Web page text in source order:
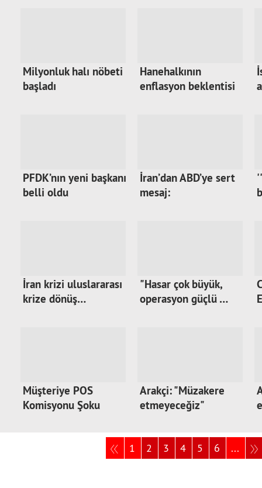
Milyonluk halı nöbeti
başladı
Hanehalkının
enflasyon beklentisi
PFDK’nın yeni başkanı
belli oldu
İran’dan ABD’ye sert
mesaj:
İran krizi uluslararası
krize dönüş…
"Hasar çok büyük,
operasyon güçlü …
Müşteriye POS
Komisyonu Şoku
Arakçi: "Müzakere
etmeyeceğiz"
1 2 3 4 5 6 ...